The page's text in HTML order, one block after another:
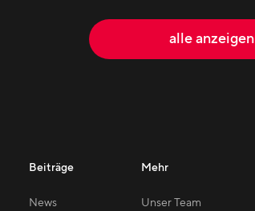
alle anzeigen
Beiträge
News
Mehr
Unser Team